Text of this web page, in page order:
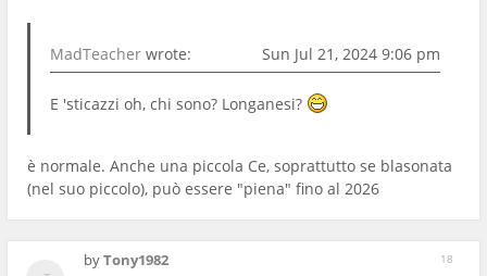
MadTeacher wrote: Sun Jul 21, 2024 9:06 pm
E 'sticazzi oh, chi sono? Longanesi?
è normale. Anche una piccola Ce, soprattutto se blasonata
(nel suo piccolo), può essere "piena" fino al 2026
18
byTony1982